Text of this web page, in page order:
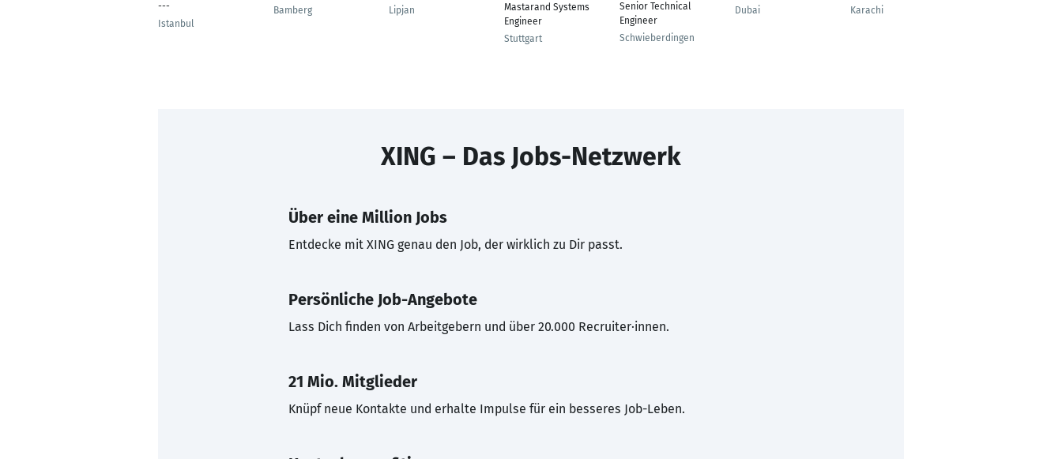
---
Istanbul
Bamberg
Lipjan
Mastarand Systems
Engineer
Stuttgart
Senior Technical
Engineer
Schwieberdingen
Dubai
Karachi
XING – Das Jobs-Netzwerk
Über eine Million Jobs
Entdecke mit XING genau den Job, der wirklich zu Dir passt.
Persönliche Job-Angebote
Lass Dich finden von Arbeitgebern und über 20.000 Recruiter·innen.
21 Mio. Mitglieder
Knüpf neue Kontakte und erhalte Impulse für ein besseres Job-Leben.